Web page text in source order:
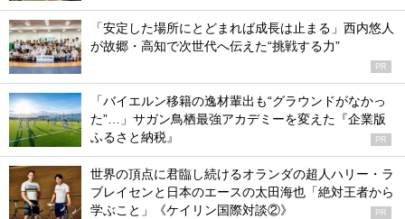
「安定した場所にとどまれば成長は止まる」西内悠人
が故郷・高知で次世代へ伝えた“挑戦する力”
PR
「バイエルン移籍の逸材輩出も“グラウンドがなかっ
た”…」サガン鳥栖最強アカデミーを変えた『企業版
ふるさと納税』
PR
世界の頂点に君臨し続けるオランダの超人ハリー・ラ
ブレイセンと日本のエースの太田海也「絶対王者から
学ぶこと」《ケイリン国際対談②》
PR